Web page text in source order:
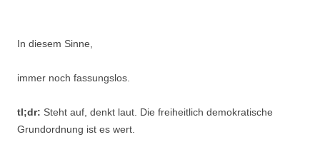
In diesem Sinne,
immer noch fassungslos.
tl;dr: Steht auf, denkt laut. Die freiheitlich demokratische
Grundordnung ist es wert.